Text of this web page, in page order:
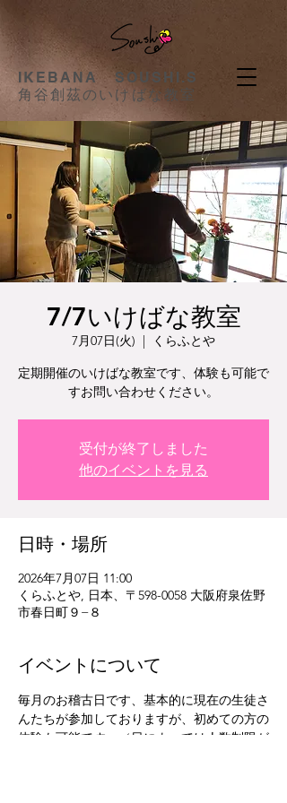
​IKEBANA SOUSHI.S
​角谷創茲のいけばな教室
7/7いけばな教室
7月07日(火)
  |
くらふとや
定期開催のいけばな教室です、体験も可能で
すお問い合わせください。
受付が終了しました
他のイベントを見る
日時・場所
2026年7月07日 11:00
くらふとや, 日本、〒598-0058 大阪府泉佐野
市春日町９−８
イベントについて
毎月のお稽古日です、基本的に現在の生徒さ
んたちが参加しておりますが、初めての方の
体験も可能です。（日によっては人数制限が